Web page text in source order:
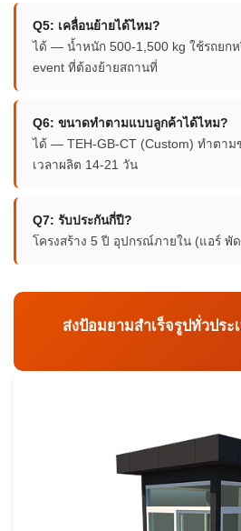
Q5: เคลื่อนย้ายได้ไหม?
ได้ — น้ำหนัก 500-1,500 kg ใช้รถยก
event ที่ต้องย้ายสถานที่
Q6: ขนาดทำตามแบบลูกค้าได้ไหม?
ได้ — TEH-GB-CT (Custom) ทำตา
เวลาผลิต 14-21 วัน
Q7: รับประกันกี่ปี?
โครงสร้าง 5 ปี อุปกรณ์ภายใน (แอร์ พั
ส่งป้อมยามสำเร็จรูปทั่วปร